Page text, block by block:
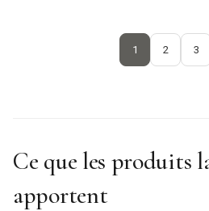
1 2 3
Ce que les produits
apportent